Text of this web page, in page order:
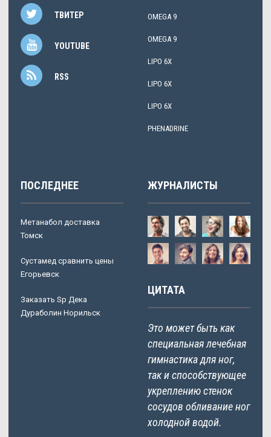
ТВИТЕР
YOUTUBE
RSS
OMEGA 9
OMEGA 9
LIPO 6X
LIPO 6X
LIPO 6X
PHENADRINE
ПОСЛЕДНЕЕ
Метанабол доставка
Томск
Сустамед сравнить цены
Егорьевск
Заказать Sp Дека
Дураболин Норильск
ЖУРНАЛИСТЫ
ЦИТАТА
Это может быть как
специальная лечебная
гимнастика для ног,
так и способствующее
укреплению стенок
сосудов обливание ног
холодной водой.